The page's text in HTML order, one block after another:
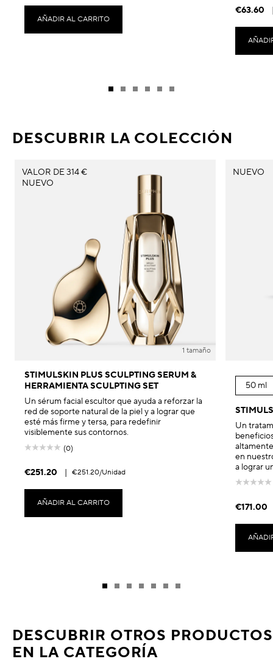
AÑADIR AL CARRITO
€63.60
DESCUBRIR LA COLECCIÓN
VALOR DE 314 €
NUEVO
1 tamaño
STIMULSKIN PLUS SCULPTING SERUM &
HERRAMIENTA SCULPTING SET
Un sérum facial escultor que ayuda a reforzar la
red de soporte natural de la piel y a lograr que
esté más firme y tersa, para redefinir
visiblemente sus contornos.
(0)
€251.20 €251.20/Unidad
AÑADIR AL CARRITO
NUEVO
50 ml
Un
en
a lograr
€171.00
DESCUBRIR OTROS PRODUCTOS
EN LA CATEGORÍA